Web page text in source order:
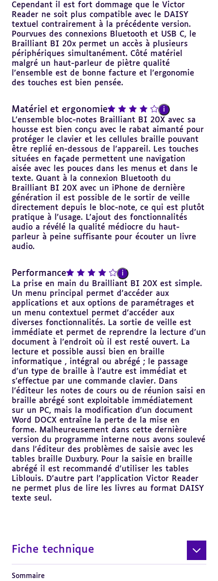
Cependant il est fort dommage que le Victor
Reader ne soit plus compatible avec le DAISY
textuel contrairement à la précédente version.
Pourvues des connexions Bluetooth et USB C, le
Brailliant BI 20x permet un accès à plusieurs
périphériques simultanément. Côté matériel
malgré un haut-parleur de piètre qualité
l’ensemble est de bonne facture et l’ergonomie
des touches est bien pensée.
Matériel et ergonomienote : 4 sur 5 i
L’ensemble bloc-notes Brailliant BI 20X avec sa
housse est bien conçu avec le rabat aimanté pour
protéger le clavier et les cellules braille pouvant
être replié en-dessous de l’appareil. Les touches
situées en façade permettent une navigation
aisée avec les pouces dans les menus et dans le
texte. Quant à la connexion Bluetooth du
Brailliant BI 20X avec un iPhone de dernière
génération il est possible de le sortir de veille
directement depuis le bloc-note, ce qui est plutôt
pratique à l'usage. L'ajout des fonctionnalités
audio a révélé la qualité médiocre du haut-
parleur à peine suffisante pour écouter un livre
audio.
Performancenote : 4 sur 5 i
La prise en main du Brailliant BI 20X est simple.
Un menu principal permet d’accéder aux
applications et aux options de paramétrages et
un menu contextuel permet d'accéder aux
diverses fonctionnalités. La sortie de veille est
immédiate et permet de reprendre la lecture d’un
document à l’endroit où il est resté ouvert. La
lecture et possible aussi bien en braille
informatique , intégral ou abrégé ; le passage
d’un type de braille à l’autre est immédiat et
s’effectue par une commande clavier. Dans
l’éditeur les notes de cours ou de réunion saisi en
braille abrégé sont exploitable immédiatement
sur un PC, mais la modification d’un document
Word DOCX entraîne la perte de la mise en
forme. Malheureusement dans cette dernière
version du programme interne nous avons soulevé
dans l'éditeur des problèmes de saisie avec les
tables braille Duxbury. Pour la saisie en braille
abrégé il est recommandé d'utiliser les tables
Liblouis. D'autre part l'application Victor Reader
ne permet plus de lire les livres au format DAISY
texte seul.
Fiche technique
Sommaire